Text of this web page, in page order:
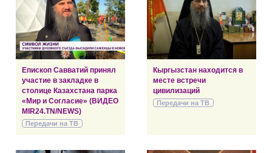
Епископ Савватий принял
участие в закладке в
столице Казахстана парка
«Мир и Согласие» (ВИДЕО
MIR24.TN/NEWS)
Передачи на ТВ
Кыргызстан находится в
месте встречи
цивилизаций
Передачи на ТВ